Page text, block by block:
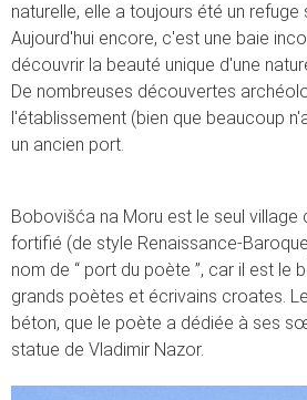
naturelle, elle a toujours été un
Aujourd'hui encore, c'est une baie
découvrir la beauté unique d'une
De nombreuses découvertes
l'établissement (bien que beaucoup
un ancien port.
Bobovišća na Moru est le seul
fortifié (de style Renaissance-
nom de “ port du poète ”, car il est le
grands poètes et écrivains croates.
béton, que le poète a dédiée à ses
statue de Vladimir Nazor.